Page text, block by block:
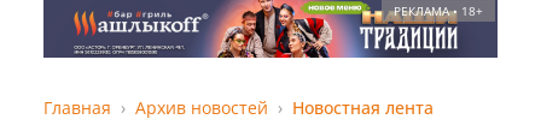
РЕКЛАМА • 18+
Главная Архив новостей Новостная лента